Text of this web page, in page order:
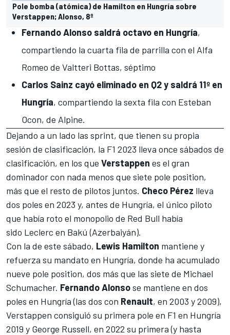
Pole bomba (atómica) de Hamilton en Hungría sobre
Verstappen; Alonso, 8º
Fernando Alonso saldrá octavo en Hungría,
compartiendo la cuarta fila de parrilla con el Alfa
Romeo de Valtteri Bottas, séptimo
Carlos Sainz cayó eliminado en Q2 y saldrá 11º en
Hungría, compartiendo la sexta fila con Esteban
Ocon, de Alpine.
Dejando a un lado las sprint, que tienen su propia
sesión de clasificación, la F1 2023 lleva once sábados de
clasificación, en los que Verstappen es el gran
dominador con nada menos que siete pole position,
más que el resto de pilotos juntos. Checo Pérez lleva
dos poles en 2023 y, antes de Hungría, el único piloto
que había roto el monopolio de Red Bull había
sido Leclerc en Bakú (Azerbaiyán).
Con la de este sábado, Lewis Hamilton mantiene y
refuerza su mandato en Hungría, donde ha acumulado
nueve pole position, dos más que las siete de Michael
Schumacher. Fernando Alonsose mantiene en dos
poles en Hungría (las dos con Renault, en 2003 y 2009),
Verstappen consiguió su primera pole en F1 en Hungría
2019 y George Russell, en 2022 su primera (y hasta